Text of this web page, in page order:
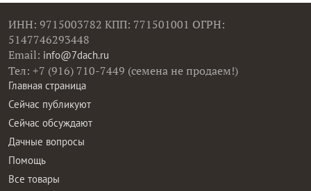
ИНН: 9715003782 КПП: 771501001 ОГРН:
5147746293448
Email: info@7dach.ru
Тел: +7 (916) 710-7449 (семена не продаем!)
Главная страница
Сейчас публикуют
Сейчас обсуждают
Дачные вопросы
Помощь
Все товары